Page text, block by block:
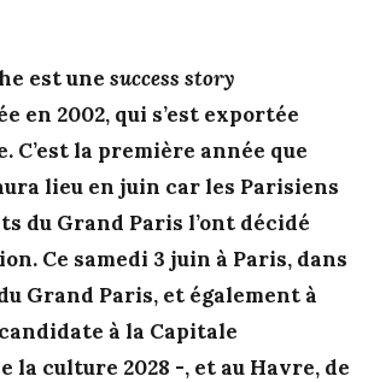
est une success story
en 2002, qui s’est exportée
C’est la première année que
lieu en juin car les Parisiens
du Grand Paris l’ont décidé
Ce samedi 3 juin à Paris, dans
Grand Paris, et également à
à la Capitale
la culture 2028 -, et au Havre, de